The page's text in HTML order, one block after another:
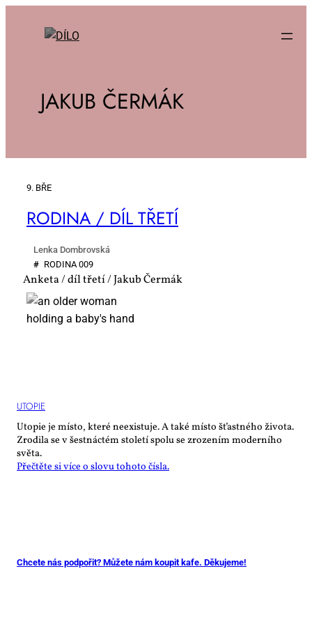
JAKUB ČERMÁK
9. BŘE
RO­DI­NA / DÍL TŘE­TÍ
Lenka Dombrovská
# RO­DI­NA 009
Anketa / díl třetí / Jakub Čermák
UTO­PIE
Utopie je místo, které neexistuje. A také místo šťastného života.
Zrodila se v šestnáctém století spolu se zrozením moderního
světa.
Přečtěte si více o slovu tohoto čísla.
Chcete nás podpořit? Můžete nám koupit kafe. Děkujeme!